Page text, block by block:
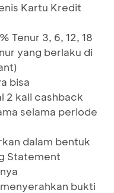
Kartu Kredit
Tenur 3, 6, 12, 18
yang berlaku di
bisa
2 kali cashback
selama periode
dalam bentuk
Statement
bukti